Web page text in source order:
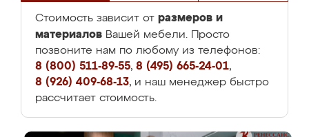
Стоимость зависит от размеров и
материалов Вашей мебели. Просто
позвоните нам по любому из телефонов:
8 (800) 511-89-55, 8 (495) 665-24-01,
8 (926) 409-68-13, и наш менеджер быстро
рассчитает стоимость.